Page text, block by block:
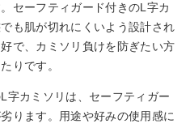
セーフティガード付きのL字カ
も肌が切れにくいよう設計され
で、カミソリ負けを防ぎたい方
りです。
字カミソリは、セーフティガー
ります。用途や好みの使用感に